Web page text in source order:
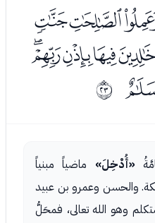
ﰖ
«أُدْخِلَ» ماضياً مبنياً
والحسن وعمرو بن عبيد
وهو الله تعالى، فمحَلُّ